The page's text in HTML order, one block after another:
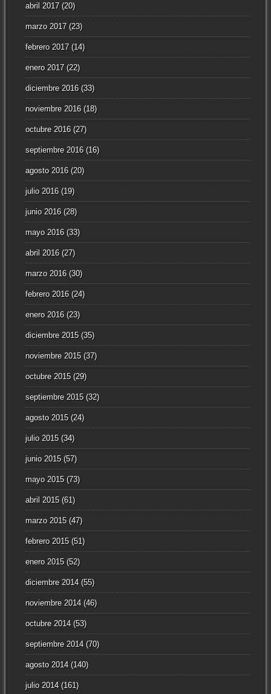
abril 2017(20)
marzo 2017(23)
febrero 2017(14)
enero 2017(22)
diciembre 2016(33)
noviembre 2016(18)
octubre 2016(27)
septiembre 2016(16)
agosto 2016(20)
julio 2016(19)
junio 2016(28)
mayo 2016(33)
abril 2016(27)
marzo 2016(30)
febrero 2016(24)
enero 2016(23)
diciembre 2015(35)
noviembre 2015(37)
octubre 2015(29)
septiembre 2015(32)
agosto 2015(24)
julio 2015(34)
junio 2015(57)
mayo 2015(73)
abril 2015(61)
marzo 2015(47)
febrero 2015(51)
enero 2015(52)
diciembre 2014(55)
noviembre 2014(46)
octubre 2014(53)
septiembre 2014(70)
agosto 2014(140)
julio 2014(161)